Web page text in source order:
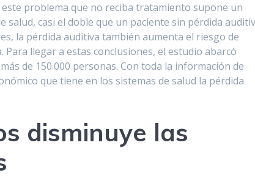
problema que no reciba tratamiento supone un
salud, casi el doble que un paciente sin pérdida
la pérdida auditiva también aumenta el riesgo de
Para llegar a estas conclusiones, el estudio abarcó
de 150.000 personas. Con toda la información de
que tiene en los sistemas de salud la pérdida
disminuye las